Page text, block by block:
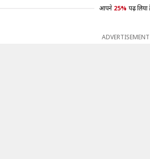
आपने 25% पढ़ लिया
ADVERTISEMENT